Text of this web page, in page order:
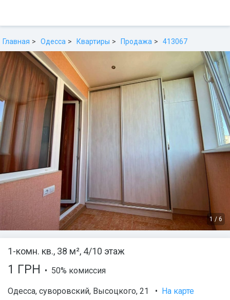
Главная Одесса Квартиры Продажа 413067
1 / 6
1-комн. кв., 38 м², 4/10 этаж
1 ГРН • 50% комиссия
Одесса, суворовский, Высоцкого, 21 • На карте